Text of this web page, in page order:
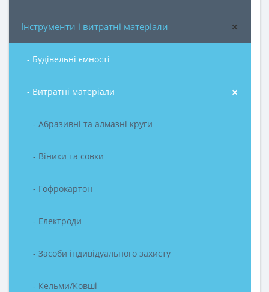
Інструменти і витратні матеріали
- Будівельні ємності
- Витратні матеріали
- Абразивні та алмазні круги
- Віники та совки
- Гофрокартон
- Електроди
- Засоби індивідуального захисту
- Кельми/Ковші